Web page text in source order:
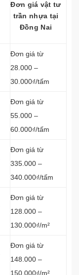
Đơn giá vật tư
trần nhựa tại
Đồng Nai
Đơn giá từ
28.000 –
30.000₫/tấm
Đơn giá từ
55.000 –
60.000₫/tấm
Đơn giá từ
335.000 –
340.000₫/tấm
Đơn giá từ
128.000 –
130.000₫/m²
Đơn giá từ
148.000 –
150.000₫/m²